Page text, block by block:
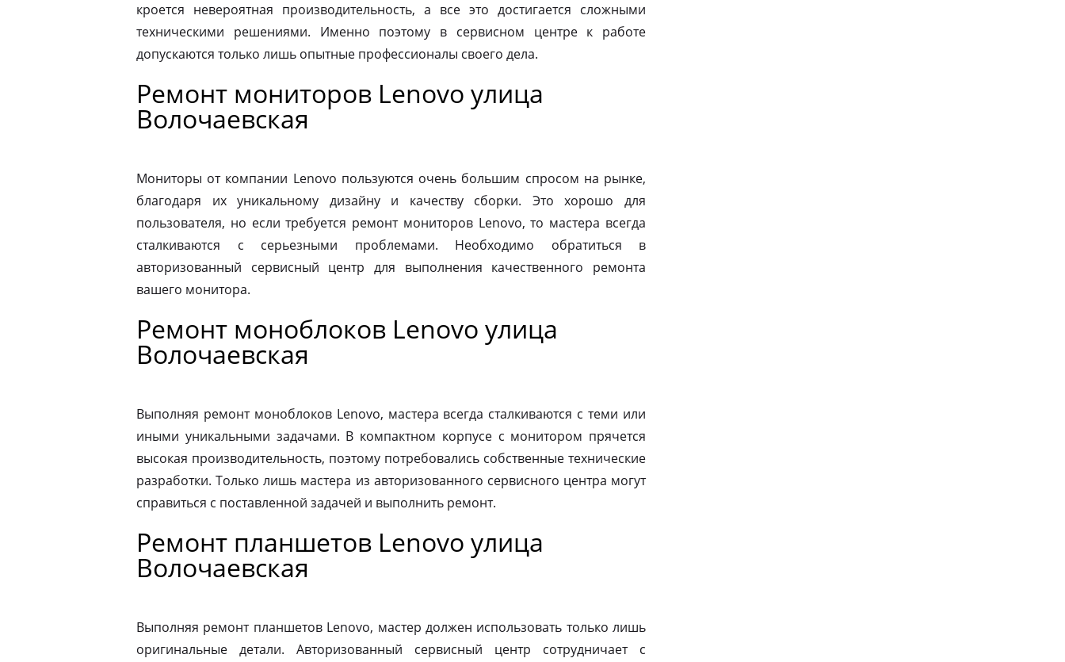
кроется невероятная производительность, а все это достигается сложными
техническими решениями. Именно поэтому в сервисном центре к работе
допускаются только лишь опытные профессионалы своего дела.
Ремонт мониторов Lenovo улица
Волочаевская
Мониторы от компании Lenovo пользуются очень большим спросом на рынке,
благодаря их уникальному дизайну и качеству сборки. Это хорошо для
пользователя, но если требуется ремонт мониторов Lenovo, то мастера всегда
сталкиваются с серьезными проблемами. Необходимо обратиться в
авторизованный сервисный центр для выполнения качественного ремонта
вашего монитора.
Ремонт моноблоков Lenovo улица
Волочаевская
Выполняя ремонт моноблоков Lenovo, мастера всегда сталкиваются с теми или
иными уникальными задачами. В компактном корпусе с монитором прячется
высокая производительность, поэтому потребовались собственные технические
разработки. Только лишь мастера из авторизованного сервисного центра могут
справиться с поставленной задачей и выполнить ремонт.
Ремонт планшетов Lenovo улица
Волочаевская
Выполняя ремонт планшетов Lenovo, мастер должен использовать только лишь
оригинальные детали. Авторизованный сервисный центр сотрудничает с